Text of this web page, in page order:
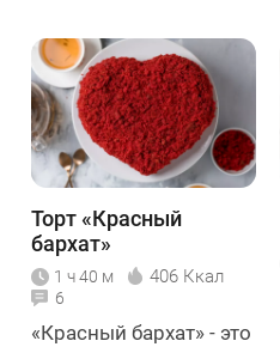
Торт «Красный
бархат»
1 ч 40 м 406 Ккал
6
«Красный бархат» - это